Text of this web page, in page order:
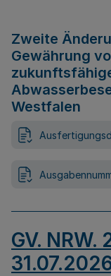
Zweite
Gewährung
Westfalen
GV.